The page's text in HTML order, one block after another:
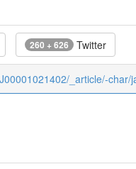
260 + 626 Twitter
_article/-char/